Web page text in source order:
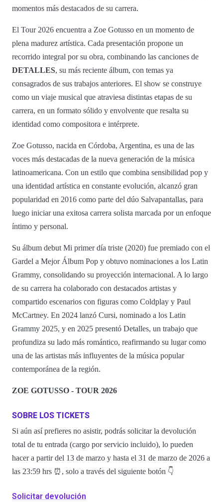
momentos más destacados de su carrera.
El Tour 2026 encuentra a Zoe Gotusso en un momento de
plena madurez artística. Cada presentación propone un
recorrido integral por su obra, combinando las canciones de
DETALLES, su más reciente álbum, con temas ya
consagrados de sus trabajos anteriores. El show se construye
como un viaje musical que atraviesa distintas etapas de su
carrera, en un formato sólido y envolvente que resalta su
identidad como compositora e intérprete.
Zoe Gotusso, nacida en Córdoba, Argentina, es una de las
voces más destacadas de la nueva generación de la música
latinoamericana. Con un estilo que combina sensibilidad pop y
una identidad artística en constante evolución, alcanzó gran
popularidad en 2016 como parte del dúo Salvapantallas, para
luego iniciar una exitosa carrera solista marcada por un enfoque
íntimo y personal.
Su álbum debut Mi primer día triste (2020) fue premiado con el
Gardel a Mejor Álbum Pop y obtuvo nominaciones a los Latin
Grammy, consolidando su proyección internacional. A lo largo
de su carrera ha colaborado con destacados artistas y
compartido escenarios con figuras como Coldplay y Paul
McCartney. En 2024 lanzó Cursi, nominado a los Latin
Grammy 2025, y en 2025 presentó Detalles, un trabajo que
profundiza su lado más romántico, reafirmando su lugar como
una de las artistas más influyentes de la música popular
contemporánea de la región.
ZOE GOTUSSO - TOUR 2026
SOBRE LOS TICKETS
Si aún así prefieres no asistir, podrás solicitar la devolución
total de tu entrada (cargo por servicio incluido), lo pueden
hacer a partir del 13 de marzo y hasta el 31 de marzo de 2026 a
las 23:59 hrs ⏰, solo a través del siguiente botón 👇
Solicitar devolución